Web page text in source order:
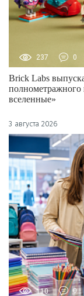
237 0
Brick Labs
полнометражного
вселенные»
3 августа 2026
110 0